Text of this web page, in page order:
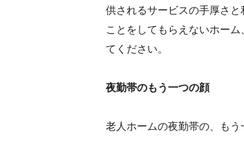
供されるサービスの手厚さ
ことをしてもらえないホー
てください。
夜勤帯のもう一つの顔
老人ホームの夜勤帯の、もう